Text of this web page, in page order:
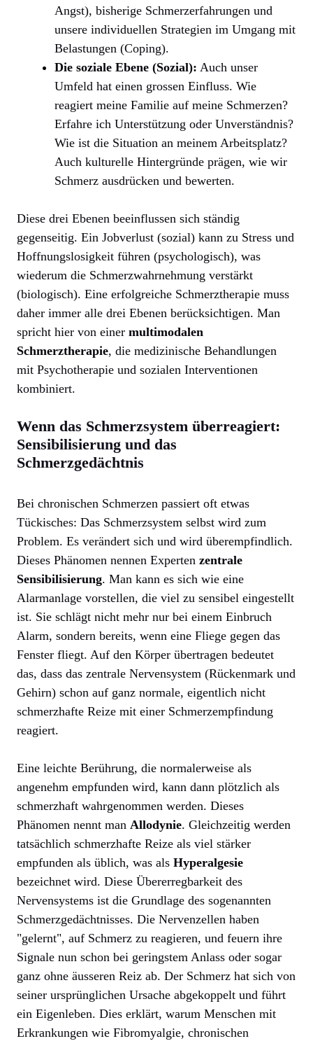
Angst), bisherige Schmerzerfahrungen und
unsere individuellen Strategien im Umgang mit
Belastungen (Coping).
Die soziale Ebene (Sozial): Auch unser
Umfeld hat einen grossen Einfluss. Wie
reagiert meine Familie auf meine Schmerzen?
Erfahre ich Unterstützung oder Unverständnis?
Wie ist die Situation an meinem Arbeitsplatz?
Auch kulturelle Hintergründe prägen, wie wir
Schmerz ausdrücken und bewerten.
Diese drei Ebenen beeinflussen sich ständig
gegenseitig. Ein Jobverlust (sozial) kann zu Stress und
Hoffnungslosigkeit führen (psychologisch), was
wiederum die Schmerzwahrnehmung verstärkt
(biologisch). Eine erfolgreiche Schmerztherapie muss
daher immer alle drei Ebenen berücksichtigen. Man
spricht hier von einer multimodalen
Schmerztherapie, die medizinische Behandlungen
mit Psychotherapie und sozialen Interventionen
kombiniert.
Wenn das Schmerzsystem überreagiert:
Sensibilisierung und das
Schmerzgedächtnis
Bei chronischen Schmerzen passiert oft etwas
Tückisches: Das Schmerzsystem selbst wird zum
Problem. Es verändert sich und wird überempfindlich.
Dieses Phänomen nennen Experten zentrale
Sensibilisierung. Man kann es sich wie eine
Alarmanlage vorstellen, die viel zu sensibel eingestellt
ist. Sie schlägt nicht mehr nur bei einem Einbruch
Alarm, sondern bereits, wenn eine Fliege gegen das
Fenster fliegt. Auf den Körper übertragen bedeutet
das, dass das zentrale Nervensystem (Rückenmark und
Gehirn) schon auf ganz normale, eigentlich nicht
schmerzhafte Reize mit einer Schmerzempfindung
reagiert.
Eine leichte Berührung, die normalerweise als
angenehm empfunden wird, kann dann plötzlich als
schmerzhaft wahrgenommen werden. Dieses
Phänomen nennt man Allodynie. Gleichzeitig werden
tatsächlich schmerzhafte Reize als viel stärker
empfunden als üblich, was als Hyperalgesie
bezeichnet wird. Diese Übererregbarkeit des
Nervensystems ist die Grundlage des sogenannten
Schmerzgedächtnisses. Die Nervenzellen haben
"gelernt", auf Schmerz zu reagieren, und feuern ihre
Signale nun schon bei geringstem Anlass oder sogar
ganz ohne äusseren Reiz ab. Der Schmerz hat sich von
seiner ursprünglichen Ursache abgekoppelt und führt
ein Eigenleben. Dies erklärt, warum Menschen mit
Erkrankungen wie Fibromyalgie, chronischen